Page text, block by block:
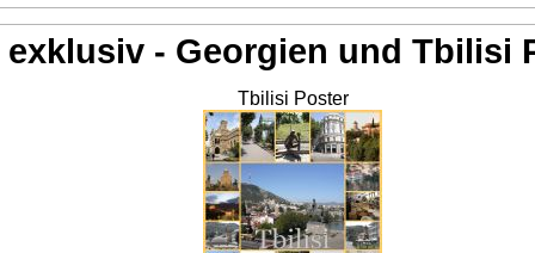
exklusiv - Georgien und Tbilisi
Tbilisi Poster